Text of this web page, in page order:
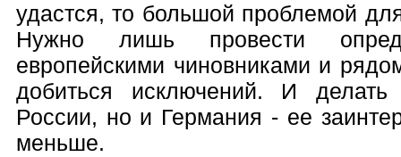
удастся, то большой проблемой
Нужно лишь провести
европейскими чиновниками и
добиться исключений. И
России, но и Германия - ее
меньше.